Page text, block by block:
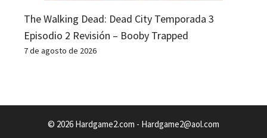
The Walking Dead: Dead City Temporada 3
Episodio 2 Revisión – Booby Trapped
7 de agosto de 2026
© 2026 Hardgame2.com - Hardgame2@aol.com